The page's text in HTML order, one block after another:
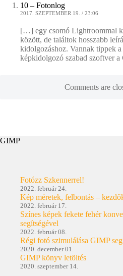
10 – Fotonlog
2017. SZEPTEMBER 19. / 23:06
[…] egy csomó Lightroommal
között, de találtok hosszabb
kidolgozáshoz. Vannak tippek a
képkidolgozó szabad szoftver
Comments are
GIMP
Fotózz Szkennerrel!
2022. február 24.
Kép méretek, felbontás –
2022. február 17.
Színes képek fekete fehér
segítségével
2022. február 08.
Régi fotó szimulálása GIMP
2020. december 01.
GIMP könyv letöltés
2020. szeptember 14.